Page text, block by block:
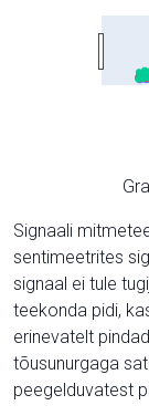
Signaali
sentimeetrites
signaal ei tule
teekonda pidi,
erinevatelt
tõusunurgaga
peegelduvatest